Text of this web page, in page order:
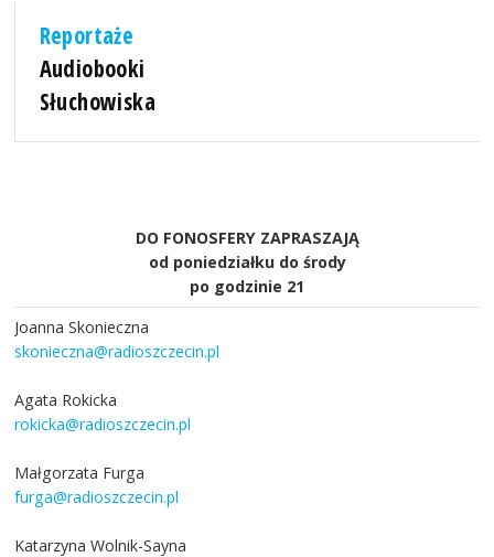
Reportaże
Audiobooki
Słuchowiska
DO FONOSFERY ZAPRASZAJĄ
od poniedziałku do środy
po godzinie 21
Joanna Skonieczna
skonieczna@radioszczecin.pl
Agata Rokicka
rokicka@radioszczecin.pl
Małgorzata Furga
furga@radioszczecin.pl
Katarzyna Wolnik-Sayna